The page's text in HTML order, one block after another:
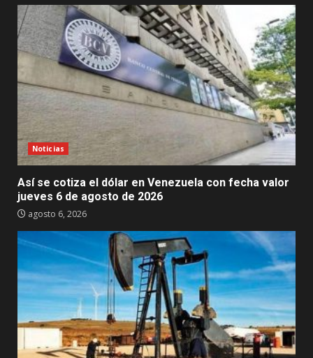
Noticias
Así se cotiza el dólar en Venezuela con fecha valor
jueves 6 de agosto de 2026
agosto 6, 2026